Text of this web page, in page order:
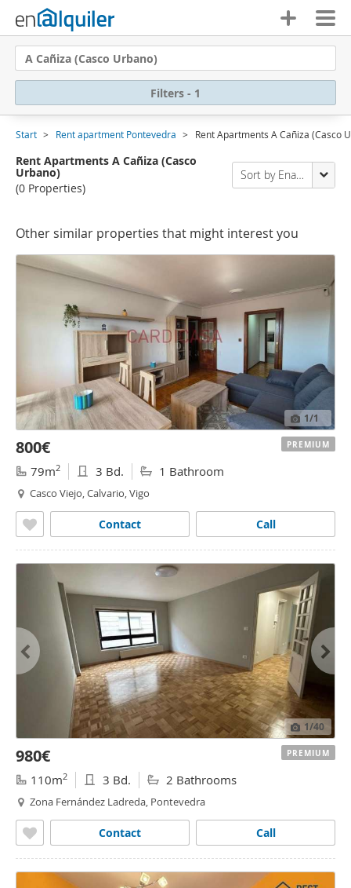
A Cañiza (Casco Urbano)
Filters - 1
Start Rent apartment Pontevedra Rent Apartments A Cañiza (Casco
Rent Apartments A Cañiza (Casco
Urbano)
(0 Properties)
Sort by Enalquiler
Other similar properties that might interest you
1/1
800€
79m2 3 Bd. 1 Bathroom
Casco Viejo, Calvario, Vigo
Call
Contact
PREMIUM
1/40
980€
110m2 3 Bd. 2 Bathrooms
Zona Fernández Ladreda, Pontevedra
Call
Contact
PREMIUM